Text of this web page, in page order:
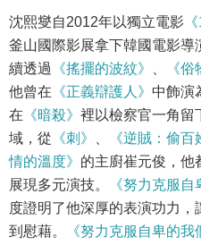
沈熙燮自2012年以獨立電影
釜山國際影展拿下韓國電影
續透過
《搖擺的波紋》 《俗
他曾在 《正義辯護人》 中飾演
在 《暗殺》 裡以檢察官一角留
域，從 《刺》 《逆賊：偷百
情的溫度》 的主廚崔元俊，他
展現多元演技。
《努力克服自
度證明了他深厚的表演功力
到慰藉。
《努力克服自卑的我